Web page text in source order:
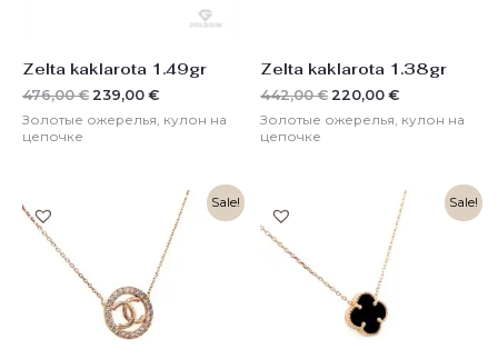
Zelta kaklarota 1.49gr
476,00€ 239,00 €
Золотые ожерелья, кулон на
цепочке
Zelta kaklarota 1.38gr
442,00€ 220,00 €
Золотые ожерелья, кулон на
цепочке
Sale!
Первоначальная
составляла
Текущая
цена:
299,00 €.
Sale!
Первоначальная
составляла
636,00 €.
Текущая
цена:
319,00 €.